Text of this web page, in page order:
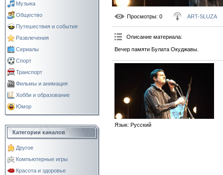
Музыка
Общество
Путешествия и события
Развлечения
Сериалы
Спорт
Транспорт
Фильмы и анимация
Хобби и образование
Юмор
Категории каналов
Другое
Компьютерные игры
Красота и здоровье
Просмотры: 0 ART-SLUZA
Описание материала:
Вечер памяти Булата Окуджавы.
Язык: Русский